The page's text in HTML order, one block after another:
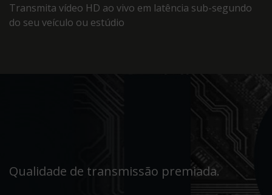
Transmita vídeo HD ao vivo em latência sub-segundo
do seu veículo ou estúdio
Qualidade de transmissão premiada.